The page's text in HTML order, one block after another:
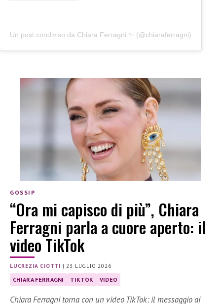
Un post condiviso da Chiara Ferragni ✨ (@chiaraferragni)
GOSSIP
“Ora mi capisco di più”, Chiara
Ferragni parla a cuore aperto: il
video TikTok
LUCREZIA CIOTTI |23 LUGLIO 2026
CHIARA FERRAGNI TIKTOK VIDEO
Chiara Ferragni torna con un video TikTok: il messaggio ai